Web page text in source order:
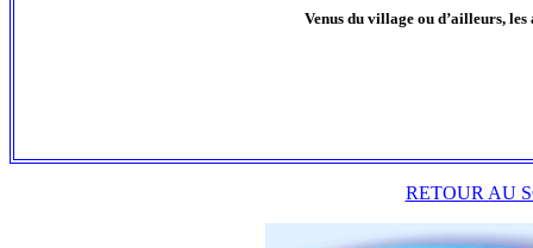
Venus du village ou d’ailleurs, les
RETOUR AU